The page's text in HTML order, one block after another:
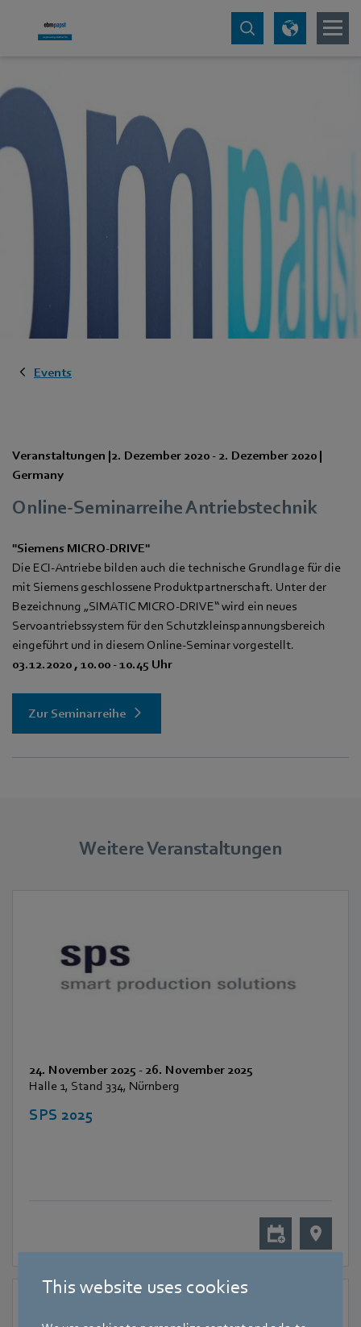
This website uses cookies
Events
Veranstaltungen |2. Dezember 2020 - 2. Dezember 2020 |
Germany
Online-Seminarreihe Antriebstechnik
"Siemens MICRO-DRIVE"
Die ECI-Antriebe bilden auch die technische Grundlage für die
mit Siemens geschlossene Produktpartnerschaft. Unter der
Bezeichnung „SIMATIC MICRO-DRIVE“ wird ein neues
Servoantriebssystem für den Schutzkleinspannungsbereich
eingeführt und in diesem Online-Seminar vorgestellt.
03.12.2020 , 10.00 - 10.45 Uhr
Zur Seminarreihe
Weitere Veranstaltungen
24. November 2025 - 26. November 2025
Halle 1, Stand 334, Nürnberg
SPS 2025